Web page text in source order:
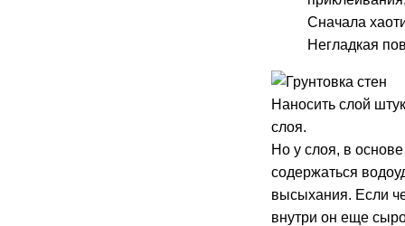
Сначала
Негладкая
Наносить слой
слоя.
Но у слоя, в
содержаться
высыхания. Если
внутри он еще